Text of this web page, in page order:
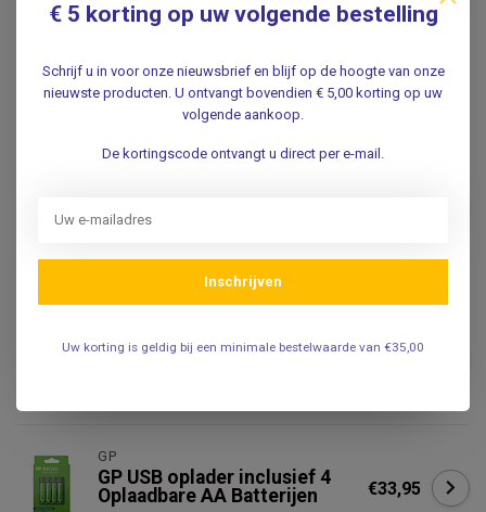
Reviews
Gerelateerde producten
HEINE
Heine Heine Oplaadbare
voorheen batterij X-
Heine HEINE Oplaadbare
GP
GP USB oplader inclusief 4
Oplaadbare AA Batterijen
€33,95
€ 5 korting op uw volgende bestelling
Schrijf u in voor onze nieuwsbrief en blijf op de hoogte van onze
nieuwste producten. U ontvangt bovendien € 5,00 korting op uw
volgende aankoop.
De kortingscode ontvangt u direct per e-mail.
Inschrijven
Uw korting is geldig bij een minimale bestelwaarde van €35,00